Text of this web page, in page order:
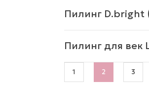
Пилинг D.bright
Пилинг для век
1 2 3